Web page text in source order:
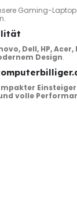
Gaming-
Dell, HP,
Design.
volle